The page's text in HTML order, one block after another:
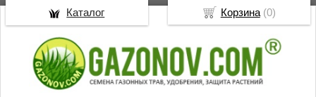
Корзина(0)
Каталог